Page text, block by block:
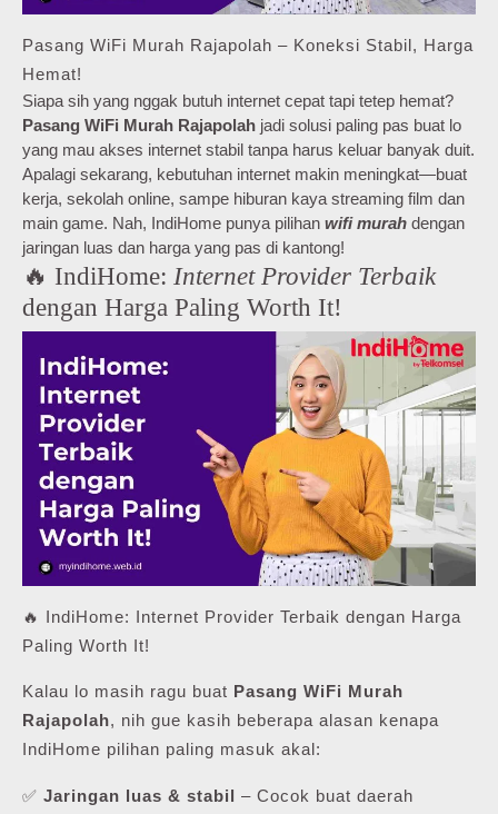
Pasang WiFi Murah Rajapolah – Koneksi Stabil, Harga
Hemat!
Siapa sih yang nggak butuh internet cepat tapi tetep hemat?
Pasang WiFi Murah Rajapolah jadi solusi paling pas buat lo
yang mau akses internet stabil tanpa harus keluar banyak duit.
Apalagi sekarang, kebutuhan internet makin meningkat—buat
kerja, sekolah online, sampe hiburan kaya streaming film dan
main game. Nah, IndiHome punya pilihan wifi murah dengan
jaringan luas dan harga yang pas di kantong!
🔥 IndiHome: Internet Provider Terbaik
dengan Harga Paling Worth It!
🔥 IndiHome: Internet Provider Terbaik dengan Harga
Paling Worth It!
Kalau lo masih ragu buat Pasang WiFi Murah
Rajapolah, nih gue kasih beberapa alasan kenapa
IndiHome pilihan paling masuk akal:
✅ Jaringan luas & stabil – Cocok buat daerah